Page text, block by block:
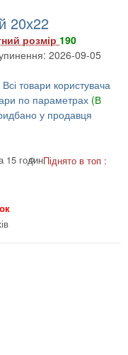
20х22
розмір 190
2026-09-05
Всі товари користувача
по параметрах (В
у продавця
15 годинПіднято в топ :